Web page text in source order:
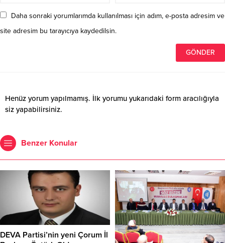
Daha sonraki yorumlarımda kullanılması için adım, e-posta adresim ve
site adresim bu tarayıcıya kaydedilsin.
Henüz yorum yapılmamış. İlk yorumu yukarıdaki form aracılığıyla
siz yapabilirsiniz.
Benzer Konular
DEVA Partisi’nin yeni Çorum İl